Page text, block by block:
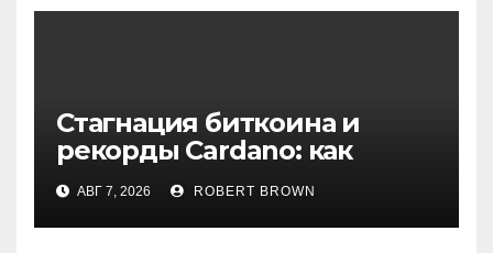
Стагнация биткоина и
рекорды Cardano: как
начинается август на
крипторынке
АВГ 7, 2026 ROBERT BROWN